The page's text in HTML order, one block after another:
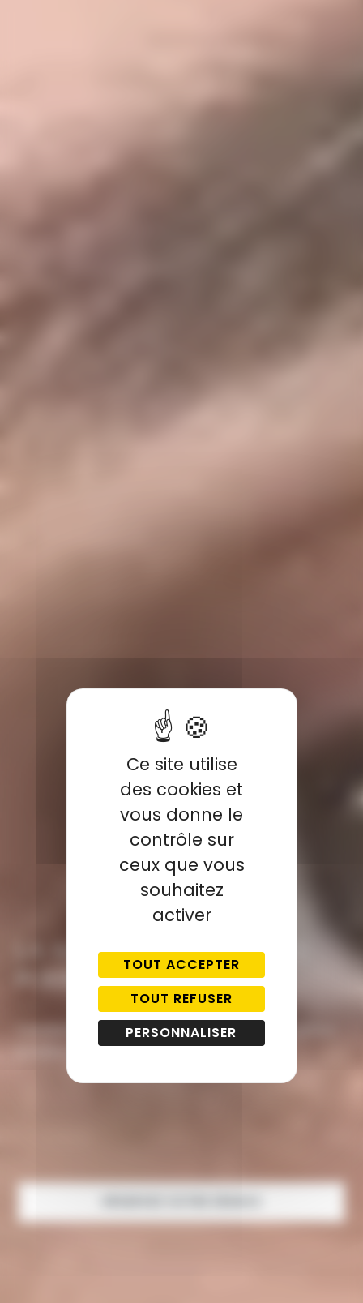
LA MÉDECINE ESTHÉTIQUE
POUR LES HOMMES
Combattre les signes du vieillissement grâce
à notre expertise anti-âge
Ce site utilise
des cookies et
vous donne le
contrôle sur
ceux que vous
souhaitez
activer
TOUT ACCEPTER
TOUT REFUSER
PERSONNALISER